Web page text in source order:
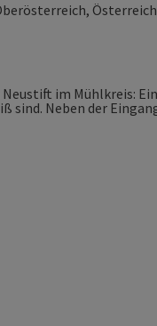
Österreich